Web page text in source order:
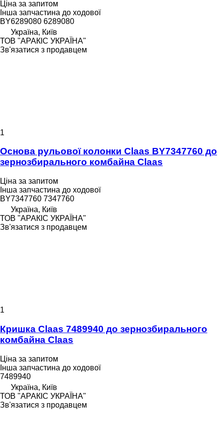
Ціна за запитом
Інша запчастина до ходової
BY6289080 6289080
Україна, Київ
ТОВ "АРАКІС УКРАЇНА"
Зв'язатися з продавцем
1
Основа рульової колонки Claas BY7347760 до
зернозбирального комбайна Claas
Ціна за запитом
Інша запчастина до ходової
BY7347760 7347760
Україна, Київ
ТОВ "АРАКІС УКРАЇНА"
Зв'язатися з продавцем
1
Кришка Claas 7489940 до зернозбирального
комбайна Claas
Ціна за запитом
Інша запчастина до ходової
7489940
Україна, Київ
ТОВ "АРАКІС УКРАЇНА"
Зв'язатися з продавцем